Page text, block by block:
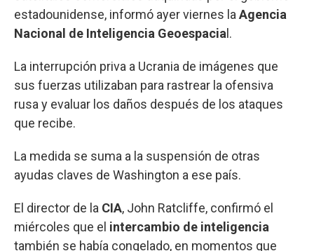
estadounidense, informó ayer viernes laAgencia
Nacional de Inteligencia Geoespacia l.
La interrupción priva a Ucrania de imágenes que
sus fuerzas utilizaban para rastrear la ofensiva
rusa y evaluar los daños después de los ataques
que recibe.
La medida se suma a la suspensión de otras
ayudas claves de Washington a ese país.
El director de la CIA, John Ratcliffe, confirmó el
miércoles que el intercambio de inteligencia
también se había congelado, en momentos que